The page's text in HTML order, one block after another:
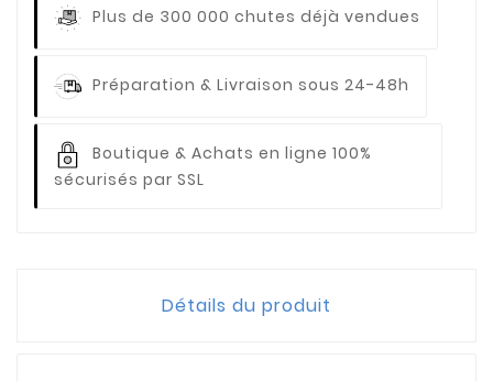
Plus de 300 000 chutes déjà vendues
Préparation & Livraison sous 24-48h
Boutique & Achats en ligne 100%
sécurisés par SSL
Détails du produit